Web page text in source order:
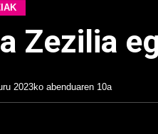
Zezilia
2023ko abenduaren 10a